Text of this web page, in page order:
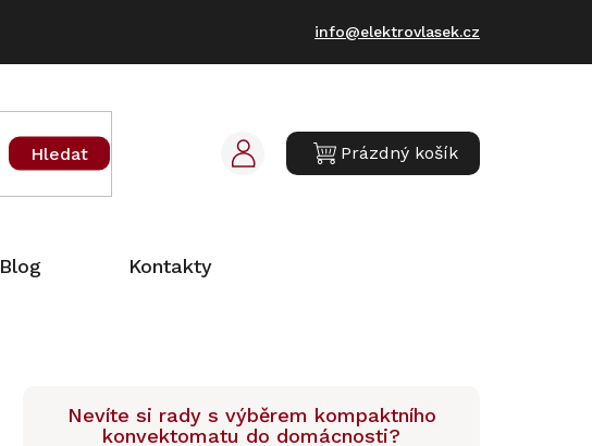
info@elektrovlasek.cz
Hledat
NÁKUPNÍ
Prázdný košík
Blog Kontakty
Nevíte si rady s výběrem kompaktního
konvektomatu do domácnosti?